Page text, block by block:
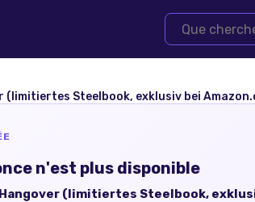
Steelbook, exklusiv bei Amazon.de)
n'est plus disponible
Hangover (limitiertes Steelbook,